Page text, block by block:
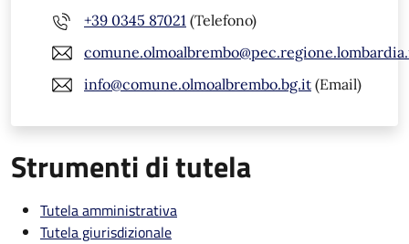
+39 0345 87021 (Telefono)
info@comune.olmoalbrembo.bg.it (Email)
Strumenti di tutela
Tutela amministrativa
Tutela giurisdizionale